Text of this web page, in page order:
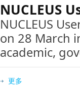
NUCLEUS
NUCLEUS
on 28 March
academic,
更多